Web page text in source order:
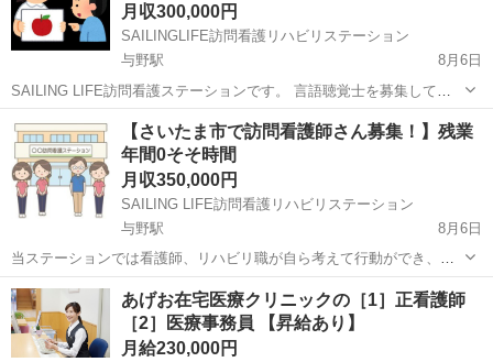
月収300,000円
SAILINGLIFE訪問看護リハビリステーション
与野駅
8月6日
SAILING LIFE訪問看護ステーションです。 言語聴覚士を募集してお
ります。 正社員を募集いたします。 訪問リハビリでご自宅にいって、
言語聴覚士として、地域に力を貸してほしいと思います。 事業拡大に
伴いスタッフを募...
埼玉 さいたま市 与野駅 医療 業務
【さいたま市で訪問看護師さん募集！】残業
年間0そそ時間
月収350,000円
SAILING LIFE訪問看護リハビリステーション
与野駅
8月6日
当ステーションでは看護師、リハビリ職が自ら考えて行動ができ、仕
事のやりがい・生活へのいきがいを得られる職場を作っています。 研
修はOJTで同行して経験することや、勉強会があります。 昇進にも力
を入れております。経験を積む中...
埼玉 さいたま市 与野駅 看護師
あげお在宅医療クリニックの［1］正看護師
［2］医療事務員 【昇給あり】
月給230,000円